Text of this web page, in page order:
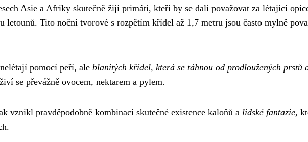
Asie a Afriky skutečně žijí primáti, kteří by se dali považovat za létající
letounů. Tito noční tvorové s rozpětím křídel až 1,7 metru jsou často mylně
pomocí peří, ale blanitých křídel, která se táhnou od prodloužených prstů
se převážně ovocem, nektarem a pylem.
vznikl pravděpodobně kombinací skutečné existence kaloňů a lidské fantazie,